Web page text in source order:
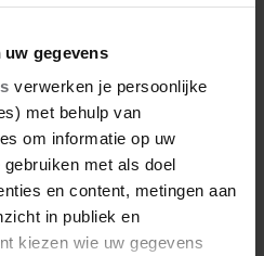
gegevens
verwerken je persoonlijke
met behulp van
om informatie op uw
met als doel
en content, metingen aan
in publiek en
kiezen wie uw gegevens